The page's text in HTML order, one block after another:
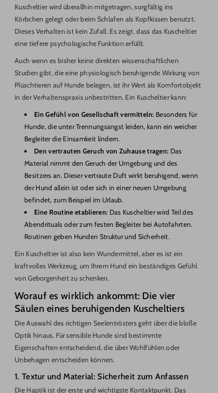
Kuscheltier wird überallhin mitgetragen, sorgfältig ins
Körbchen gelegt oder beim Schlafen als Kopfkissen benutzt.
Dieses Verhalten ist kein Zufall. Es zeigt, dass das Kuscheltier
eine tiefere psychologische Funktion erfüllt.
Auch wenn es bisher keine direkten wissenschaftlichen
Studien gibt, die eine physiologisch beruhigende Wirkung von
Plüschtieren auf Hunde belegen, ist ihr Wert als Komfortobjekt
in der Verhaltenspraxis unbestritten. Ein Kuscheltier kann:
Ein Gefühl von Gesellschaft vermitteln: Besonders für
Hunde, die unter Trennungsangst leiden, kann ein weicher
Begleiter die Einsamkeit lindern.
Den vertrauten Geruch von Zuhause tragen: Das
Material nimmt den Geruch der Umgebung und des
Besitzers an. Dieser vertraute Duft wirkt beruhigend, wenn
der Hund allein ist oder sich in einer neuen Umgebung
befindet, zum Beispiel im Urlaub.
Eine Routine etablieren: Das Kuscheltier wird Teil des
Abendrituals oder zum festen Begleiter bei Autofahrten.
Routinen geben Hunden Struktur und Sicherheit.
Ein Kuscheltier ist also kein Wundermittel, aber es ist ein
kraftvolles Werkzeug, um Ihrem Hund ein beständiges Gefühl
von Geborgenheit zu schenken.
Worauf es wirklich ankommt: Die vier
Säulen eines beruhigenden Kuscheltiers
Die Auswahl des richtigen Seelentrösters geht über die bloße
Optik hinaus. Für sensible Hunde sind bestimmte
Eigenschaften entscheidend, die über Wohlfühlen oder
Unbehagen entscheiden können.
1. Textur und Material: Sicherheit zum Anfassen
Die Haptik ist der erste und wichtigste Kontaktpunkt. Das